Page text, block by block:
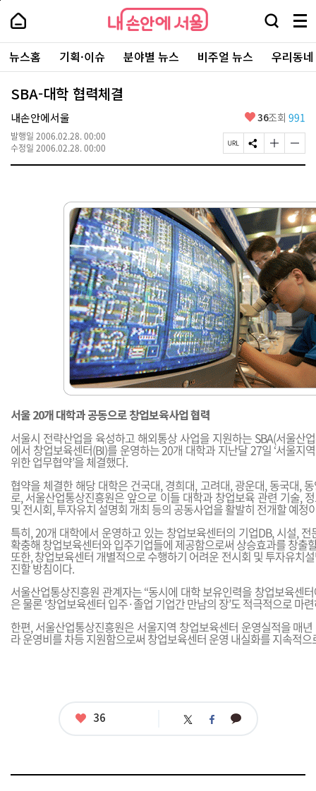
본
로
가
내
손
안
에
서
울
-
서
울
시
대
표
소
내
손
에
울
검
창
열
기
메
뉴
전
체
보
주
요
서
뉴스홈 기획·이슈 분야별 뉴스 비주얼 뉴스 우리동
SBA-대학 협력체결
내손안에서울
발행일 2006.02.28. 00:00
수정일 2006.02.28. 00:00
좋
요
36조회 991
페
이
L
복
사
S
N
하
기
글
자
게
변
경
하
기
글
자
게
변
경
하
기
서울 20개 대학과 공동으로 창업보육사업 협력
서울시 전략산업을 육성하고 해외통상 사업을 지원하는 SBA(서울산
에서 창업보육센터(BI)를 운영하는 20개 대학과 지난달 27일 ‘서울지
위한 업무협약’을 체결했다.
협약을 체결한 해당 대학은 건국대, 경희대, 고려대, 광운대, 동국대,
로, 서울산업통상진흥원은 앞으로 이들 대학과 창업보육 관련 기술,
및 전시회, 투자유치 설명회 개최 등의 공동사업을 활발히 전개할 예정
특히, 20개 대학에서 운영하고 있는 창업보육센터의 기업DB, 시설,
확충해 창업보육센터와 입주기업들에 제공함으로써 상승효과를 창출
또한, 창업보육센터 개별적으로 수행하기 어려운 전시회 및 투자유치
진할 방침이다.
서울산업통상진흥원 관계자는 “동시에 대학 보유인력을 창업보육센
은 물론 ‘창업보육센터 입주·졸업 기업간 만남의 장’도 적극적으로 마
한편, 서울산업통상진흥원은 서울지역 창업보육센터 운영실적을 매
라 운영비를 차등 지원함으로써 창업보육센터 운영 내실화를 지속적
좋
36 트 페 카
페
상
단
로